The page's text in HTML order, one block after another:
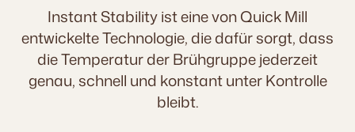
Instant Stability ist eine von Quick Mill
entwickelte Technologie, die dafür sorgt, dass
die Temperatur der Brühgruppe jederzeit
genau, schnell und konstant unter Kontrolle
bleibt.